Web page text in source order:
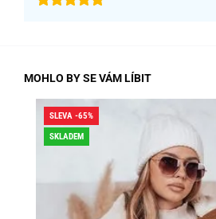
MOHLO BY SE VÁM LÍBIT
SLEVA -65%
SKLADEM